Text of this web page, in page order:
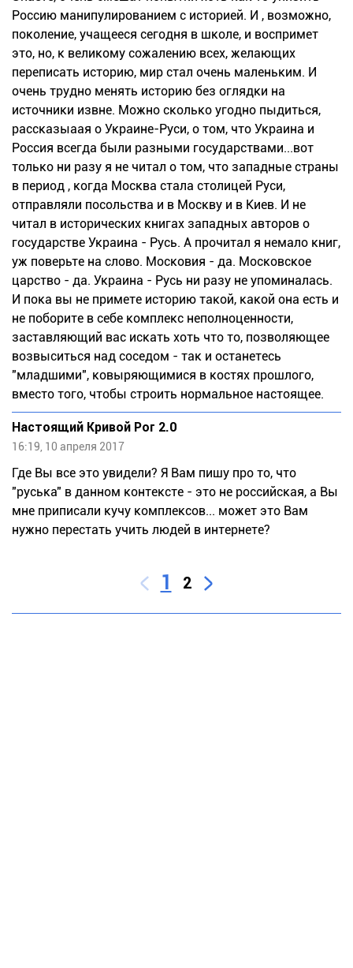
Россию манипулированием с историей. И , возможно,
поколение, учащееся сегодня в школе, и воспримет
это, но, к великому сожалению всех, желающих
переписать историю, мир стал очень маленьким. И
очень трудно менять историю без оглядки на
источники извне. Можно сколько угодно пыдиться,
рассказыаая о Украине-Руси, о том, что Украина и
Россия всегда были разными государствами...вот
только ни разу я не читал о том, что западные страны
в период , когда Москва стала столицей Руси,
отправляли посольства и в Москву и в Киев. И не
читал в исторических книгах западных авторов о
государстве Украина - Русь. А прочитал я немало книг,
уж поверьте на слово. Московия - да. Московское
царство - да. Украина - Русь ни разу не упоминалась.
И пока вы не примете историю такой, какой она есть и
не поборите в себе комплекс неполноценности,
заставляющий вас искать хоть что то, позволяющее
возвыситься над соседом - так и останетесь
"младшими", ковыряющимися в костях прошлого,
вместо того, чтобы строить нормальное настоящее.
Настоящий Кривой Рог 2.0
16:19, 10 апреля 2017
Где Вы все это увидели? Я Вам пишу про то, что
"руська" в данном контексте - это не российская, а Вы
мне приписали кучу комплексов... может это Вам
нужно перестать учить людей в интернете?
1 2